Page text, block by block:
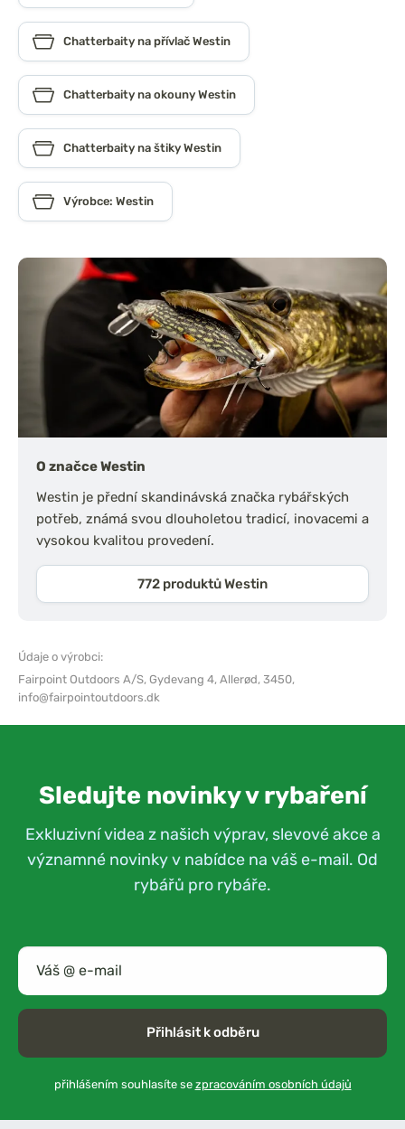
Chatterbaity na přívlač Westin
Chatterbaity na okouny Westin
Chatterbaity na štiky Westin
Výrobce: Westin
O značce Westin
Westin je přední skandinávská značka rybářských
potřeb, známá svou dlouholetou tradicí, inovacemi a
vysokou kvalitou provedení.
772 produktů Westin
Údaje o výrobci:
Fairpoint Outdoors A/S, Gydevang 4, Allerød, 3450,
info@fairpointoutdoors.dk
Sledujte novinky v rybaření
Exkluzivní videa z našich výprav, slevové akce a
významné novinky v nabídce na váš e-mail. Od
rybářů pro rybáře.
Přihlásit k odběru
přihlášením souhlasíte se zpracováním osobních údajů